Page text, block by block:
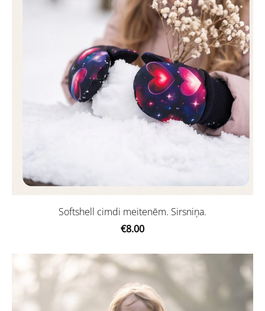
Softshell cimdi meitenēm. Sirsniņa.
€8.00